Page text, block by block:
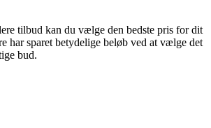
tilbud kan du vælge den bedste pris for dit
har sparet betydelige beløb ved at vælge det
bud.